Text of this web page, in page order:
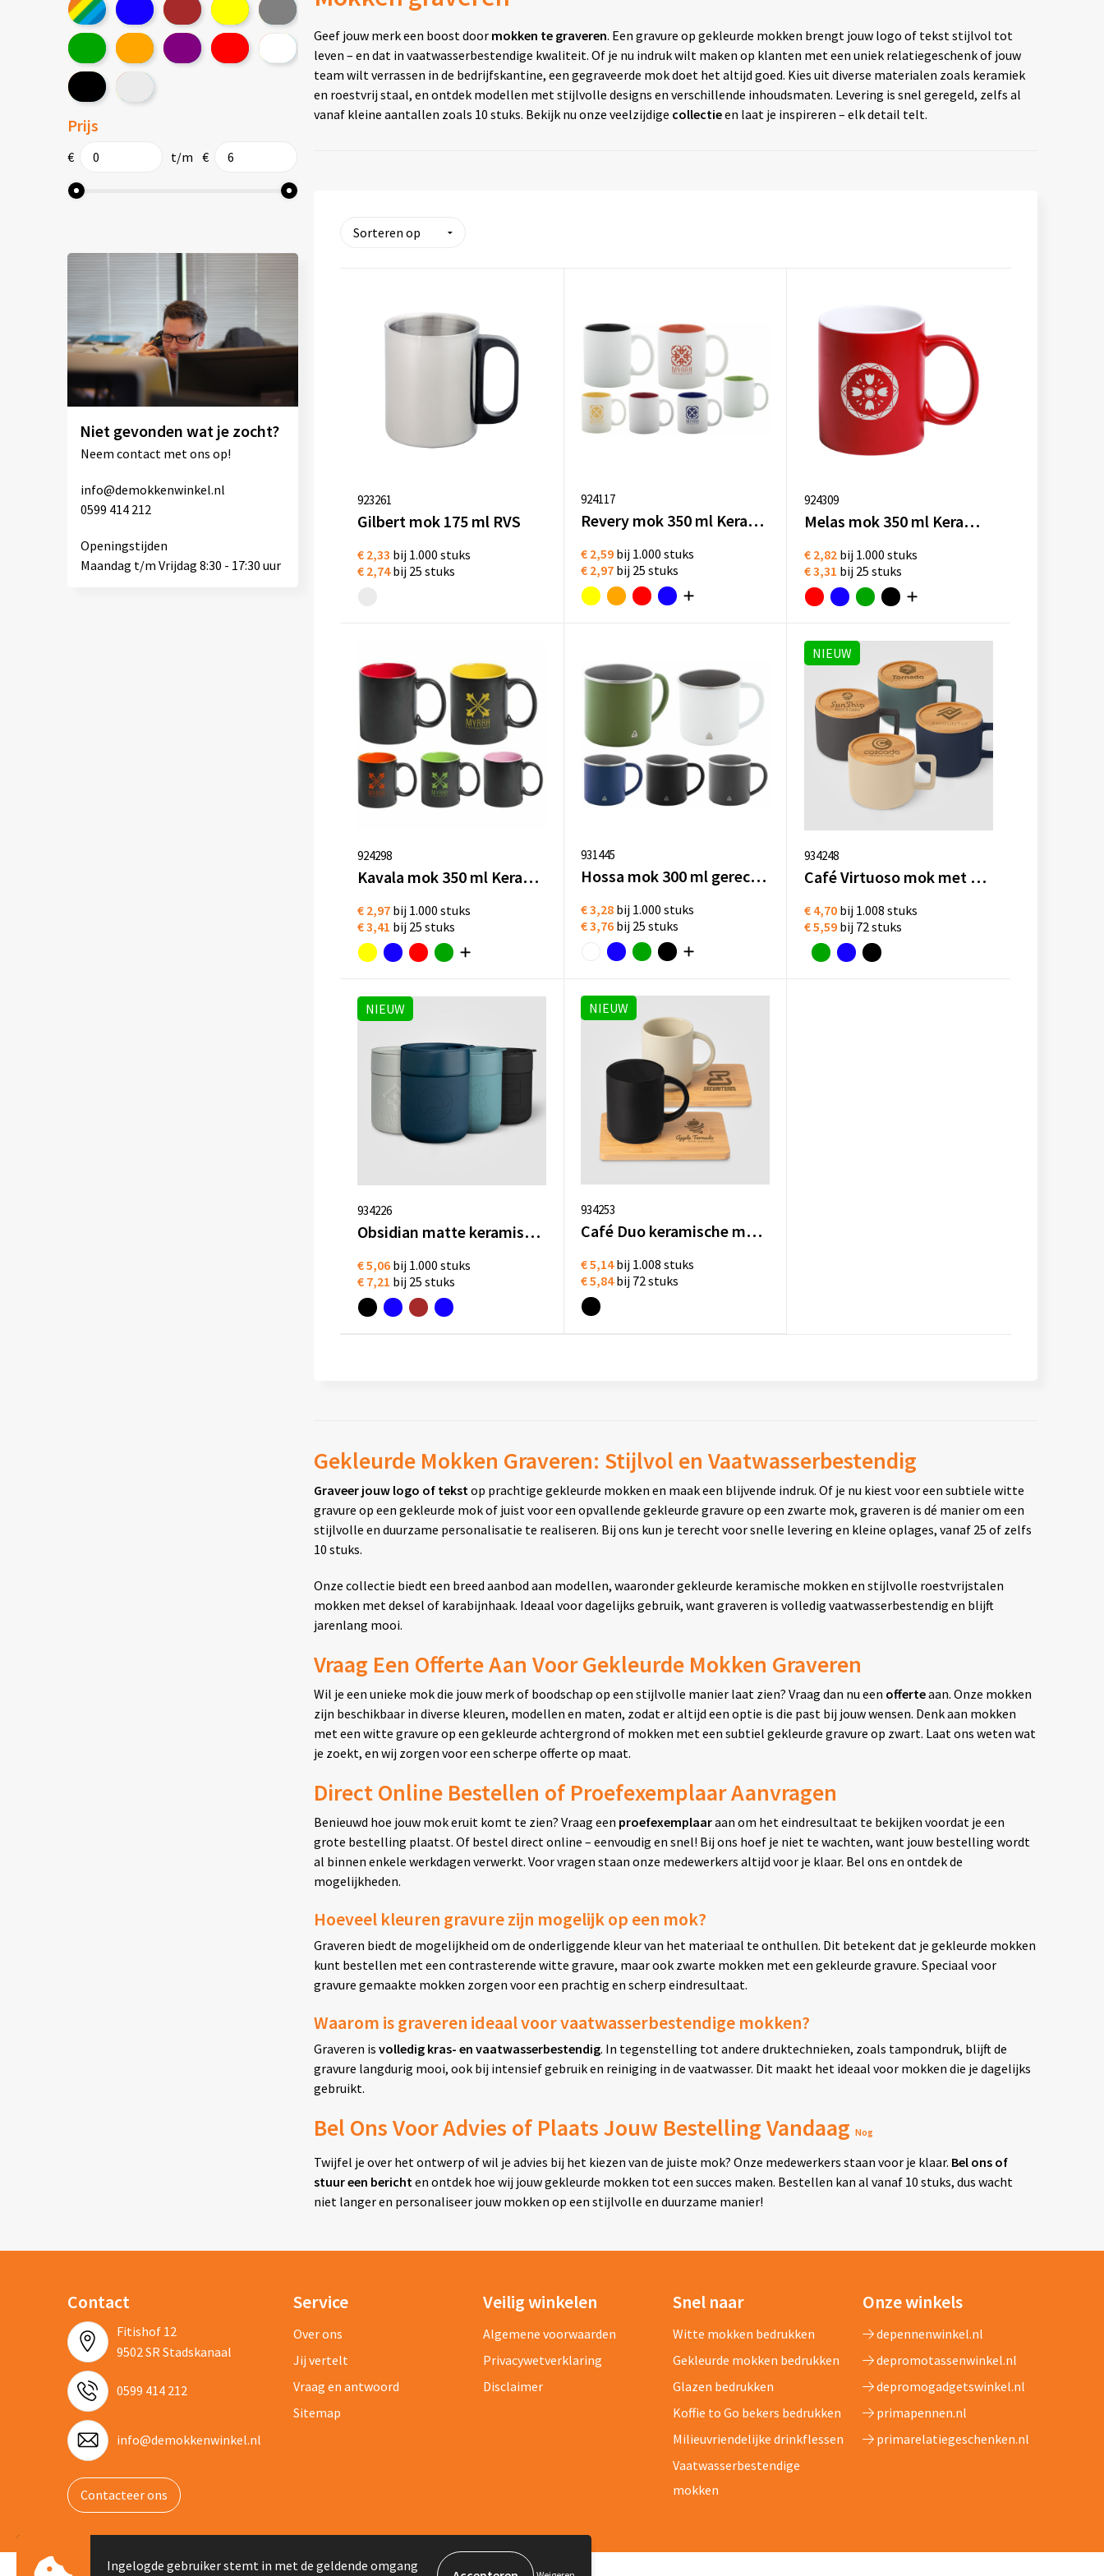
Prijs
€ t/m €
Niet gevonden wat je zocht?
Neem contact met ons op!
info@demokkenwinkel.nl
0599 414 212
Openingstijden
Maandag t/m Vrijdag 8:30 - 17:30 uur
Geef jouw merk een boost door mokken te graveren. Een gravure op gekleurde mokken brengt jouw logo of tekst stijlvol tot
leven – en dat in vaatwasserbestendige kwaliteit. Of je nu indruk wilt maken op klanten met een uniek relatiegeschenk of jouw
team wilt verrassen in de bedrijfskantine, een gegraveerde mok doet het altijd goed. Kies uit diverse materialen zoals keramiek
en roestvrij staal, en ontdek modellen met stijlvolle designs en verschillende inhoudsmaten. Levering is snel geregeld, zelfs al
vanaf kleine aantallen zoals 10 stuks. Bekijk nu onze veelzijdige collectieen laat je inspireren – elk detail telt.
923261
Gilbert mok 175 ml RVS
€ 2,33 bij 1.000 stuks
€ 2,74 bij 25 stuks
924117
Revery mok 350 ml Keramiek Vaatwasserbestendig
€ 2,59 bij 1.000 stuks
€ 2,97 bij 25 stuks
924309
Melas mok 350 ml Keramiek Vaatwasserbestendig
€ 2,82 bij 1.000 stuks
€ 3,31 bij 25 stuks
924298
Kavala mok 350 ml Keramiek Vaatwasserbestendig
€ 2,97 bij 1.000 stuks
€ 3,41 bij 25 stuks
931445
Hossa mok 300 ml gerecycled RVS
€ 3,28 bij 1.000 stuks
€ 3,76 bij 25 stuks
NIEUW
934248
Café Virtuoso mok met bamboe deksel 355 ml
€ 4,70 bij 1.008 stuks
€ 5,59 bij 72 stuks
NIEUW
934226
Obsidian matte keramische en siliconen mok met deksel bedrukken
€ 5,06 bij 1.000 stuks
€ 7,21 bij 25 stuks
NIEUW
934253
Café Duo keramische mok op bamboe plateau
€ 5,14 bij 1.008 stuks
€ 5,84 bij 72 stuks
Gekleurde Mokken Graveren: Stijlvol en Vaatwasserbestendig
Graveer jouw logo of tekst op prachtige gekleurde mokken en maak een blijvende indruk. Of je nu kiest voor een subtiele witte
gravure op een gekleurde mok of juist voor een opvallende gekleurde gravure op een zwarte mok, graveren is dé manier om een
stijlvolle en duurzame personalisatie te realiseren. Bij ons kun je terecht voor snelle levering en kleine oplages, vanaf 25 of zelfs
10 stuks.
Onze collectie biedt een breed aanbod aan modellen, waaronder gekleurde keramische mokken en stijlvolle roestvrijstalen
mokken met deksel of karabijnhaak. Ideaal voor dagelijks gebruik, want graveren is volledig vaatwasserbestendig en blijft
jarenlang mooi.
Vraag Een Offerte Aan Voor Gekleurde Mokken Graveren
Wil je een unieke mok die jouw merk of boodschap op een stijlvolle manier laat zien? Vraag dan nu een offerteaan. Onze mokken
zijn beschikbaar in diverse kleuren, modellen en maten, zodat er altijd een optie is die past bij jouw wensen. Denk aan mokken
met een witte gravure op een gekleurde achtergrond of mokken met een subtiel gekleurde gravure op zwart. Laat ons weten wat
je zoekt, en wij zorgen voor een scherpe offerte op maat.
Direct Online Bestellen of Proefexemplaar Aanvragen
Benieuwd hoe jouw mok eruit komt te zien? Vraag een proefexemplaaraan om het eindresultaat te bekijken voordat je een
grote bestelling plaatst. Of bestel direct online – eenvoudig en snel! Bij ons hoef je niet te wachten, want jouw bestelling wordt
al binnen enkele werkdagen verwerkt. Voor vragen staan onze medewerkers altijd voor je klaar. Bel ons en ontdek de
mogelijkheden.
Hoeveel kleuren gravure zijn mogelijk op een mok?
Graveren biedt de mogelijkheid om de onderliggende kleur van het materiaal te onthullen. Dit betekent dat je gekleurde mokken
kunt bestellen met een contrasterende witte gravure, maar ook zwarte mokken met een gekleurde gravure. Speciaal voor
gravure gemaakte mokken zorgen voor een prachtig en scherp eindresultaat.
Waarom is graveren ideaal voor vaatwasserbestendige mokken?
Graveren is volledig kras- en vaatwasserbestendig. In tegenstelling tot andere druktechnieken, zoals tampondruk, blijft de
gravure langdurig mooi, ook bij intensief gebruik en reiniging in de vaatwasser. Dit maakt het ideaal voor mokken die je dagelijks
gebruikt.
Bel Ons Voor Advies of Plaats Jouw Bestelling Vandaag Nog
Twijfel je over het ontwerp of wil je advies bij het kiezen van de juiste mok? Onze medewerkers staan voor je klaar. Bel ons of
stuur een bericht en ontdek hoe wij jouw gekleurde mokken tot een succes maken. Bestellen kan al vanaf 10 stuks, dus wacht
niet langer en personaliseer jouw mokken op een stijlvolle en duurzame manier!
Contact
Fitishof 12
9502 SR Stadskanaal
0599 414 212
info@demokkenwinkel.nl
Contacteer ons
Service
Over ons
Jij vertelt
Vraag en antwoord
Sitemap
Veilig winkelen
Algemene voorwaarden
Privacywetverklaring
Disclaimer
Snel naar
Witte mokken bedrukken
Gekleurde mokken bedrukken
Glazen bedrukken
Koffie to Go bekers bedrukken
Milieuvriendelijke drinkflessen
Vaatwasserbestendige
mokken
Onze winkels
depennenwinkel.nl
depromotassenwinkel.nl
depromogadgetswinkel.nl
primapennen.nl
primarelatiegeschenken.nl
Ingelogde gebruiker stemt in met de geldende omgang